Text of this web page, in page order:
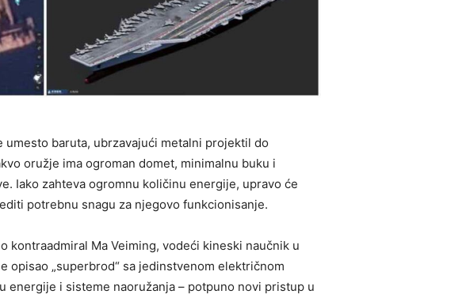
baruta, ubrzavajući metalni projektil do
oružje ima ogroman domet, minimalnu buku i
Iako zahteva ogromnu količinu energije, upravo će
potrebnu snagu za njegovo funkcionisanje.
kontraadmiral Ma Veiming, vodeći kineski naučnik u
opisao „superbrod“ sa jedinstvenom električnom
energije i sisteme naoružanja – potpuno novi pristup u